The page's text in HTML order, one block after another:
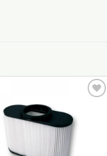
Favoritos